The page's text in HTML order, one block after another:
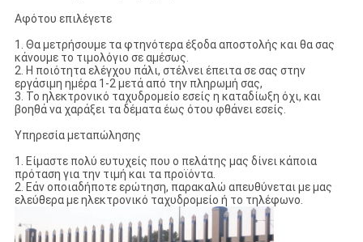
Αφότου επιλέγετε
1. Θα μετρήσουμε τα φτηνότερα έξοδα αποστολής και θα σας
κάνουμε το τιμολόγιο σε αμέσως.
2. Η ποιότητα ελέγχου πάλι, στέλνει έπειτα σε σας στην
εργάσιμη ημέρα 1-2 μετά από την πληρωμή σας,
3. Το ηλεκτρονικό ταχυδρομείο εσείς η καταδίωξη όχι, και
βοηθά να χαράξει τα δέματα έως ότου φθάνει εσείς.
Υπηρεσία μεταπώλησης
1. Είμαστε πολύ ευτυχείς που ο πελάτης μας δίνει κάποια
πρόταση για την τιμή και τα προϊόντα.
2. Εάν οποιαδήποτε ερώτηση, παρακαλώ απευθύνεται με μας
ελεύθερα με ηλεκτρονικό ταχυδρομείο ή το τηλέφωνο.